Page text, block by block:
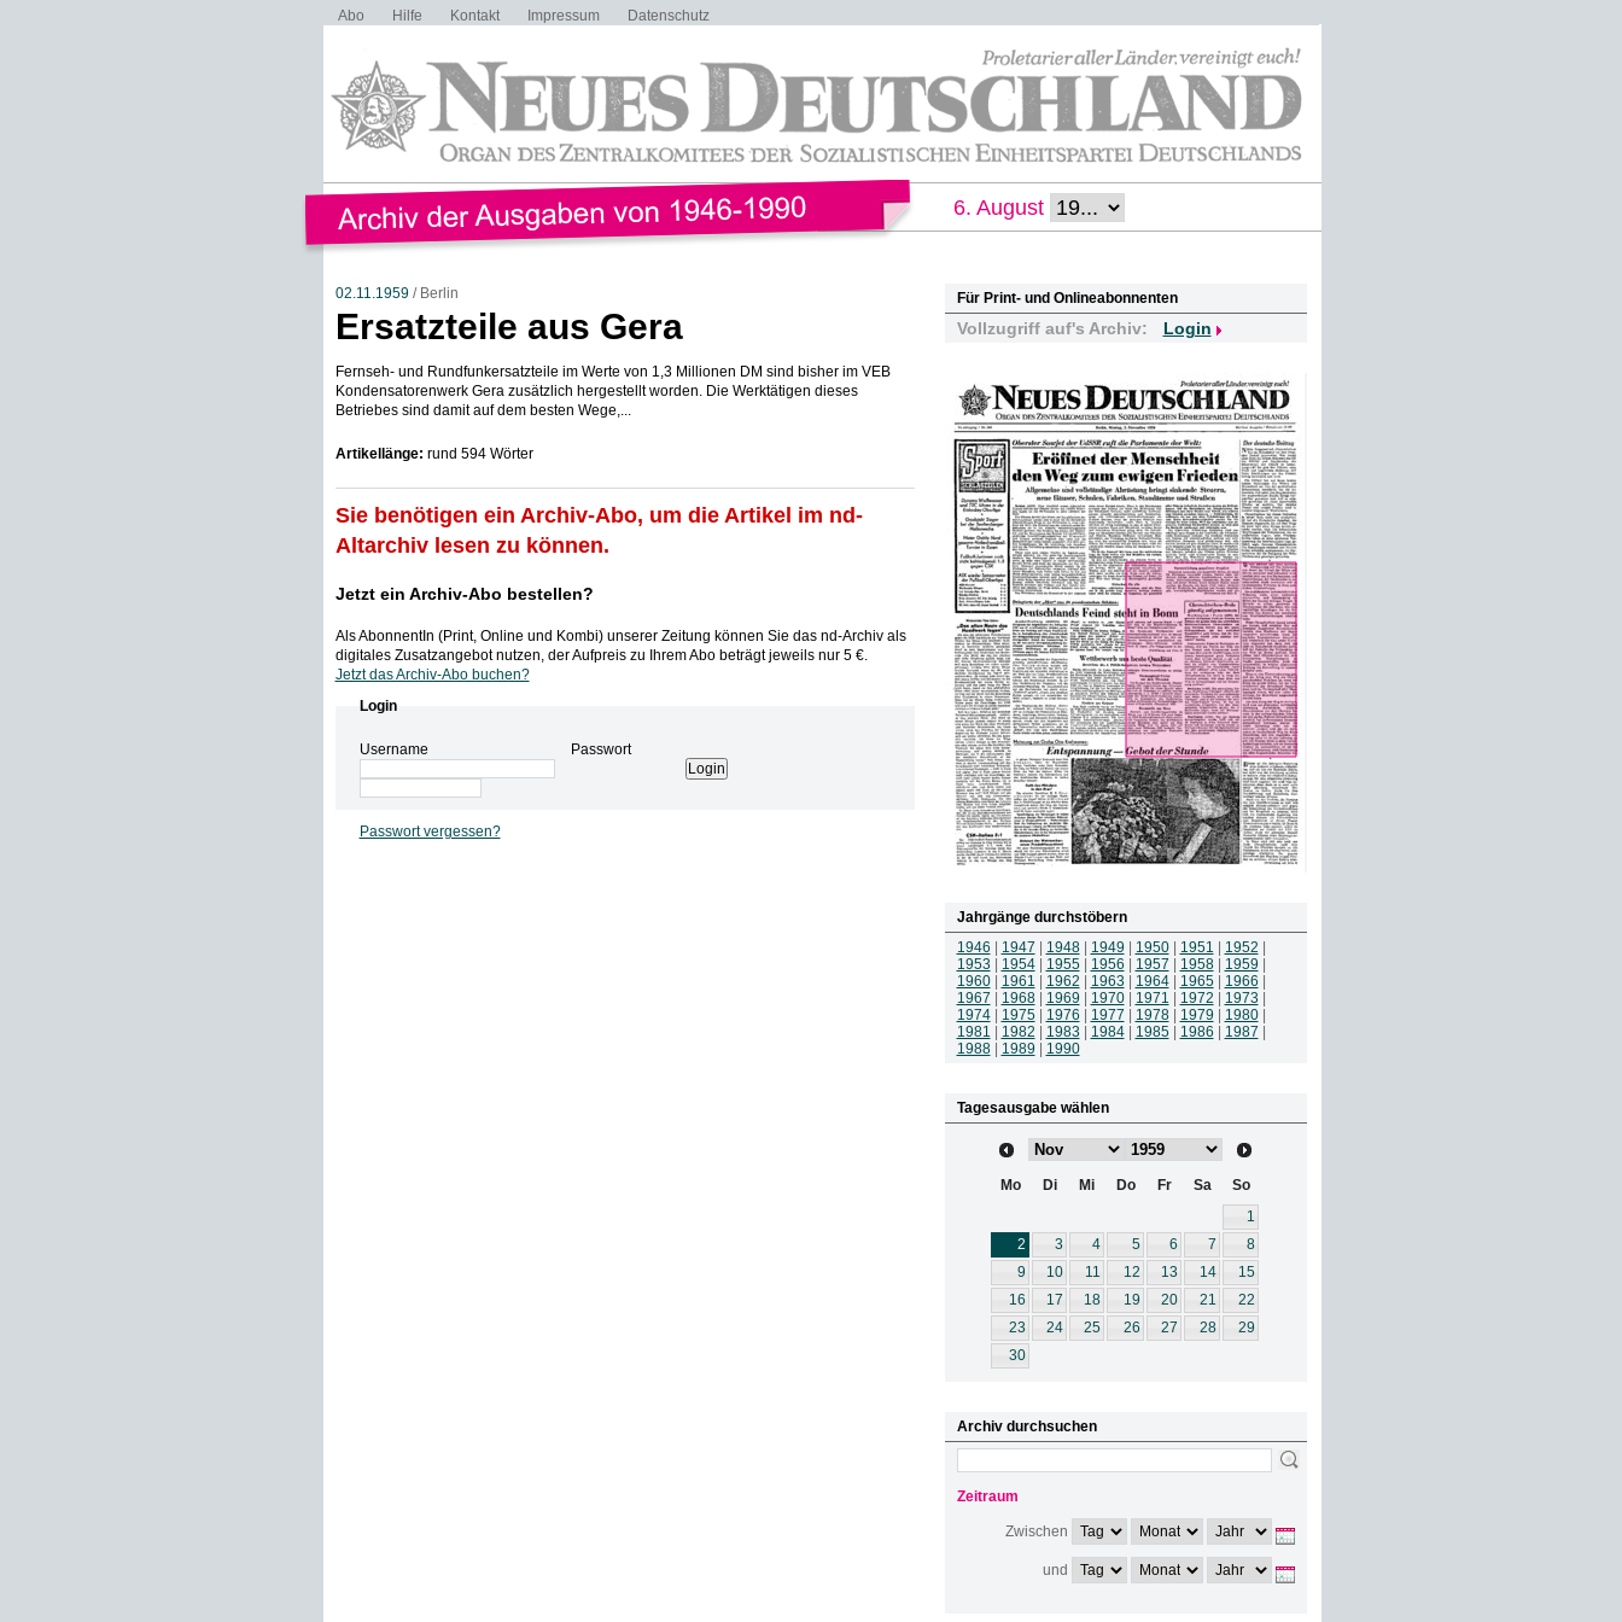
Abo Hilfe Kontakt Impressum Datenschutz
6. August
02.11.1959/ Berlin
Ersatzteile aus Gera
Fernseh- und Rundfunkersatzteile im Werte von 1,3 Millionen DM sind bisher im VEB
Kondensatorenwerk Gera zusätzlich hergestellt worden. Die Werktätigen dieses
Betriebes sind damit auf dem besten Wege,...
Artikellänge: rund 594 Wörter
Sie benötigen ein Archiv-Abo, um die Artikel im nd-
Altarchiv lesen zu können.
Jetzt ein Archiv-Abo bestellen?
Als AbonnentIn (Print, Online und Kombi) unserer Zeitung können Sie das nd-Archiv als
digitales Zusatzangebot nutzen, der Aufpreis zu Ihrem Abo beträgt jeweils nur 5 €.
Jetzt das Archiv-Abo buchen?
Login
Username Passwort
Passwort vergessen?
Für Print- und Onlineabonnenten
Vollzugriff auf's Archiv: Login
Jahrgänge durchstöbern
1946
1947 1948| 1949 1950| 1951 1952
1953
1954| 1955| 1956 1957 1958| 1959
1960| 1961 1962 1963 1964| 1965| 1966
1967
1968| 1969 1970| 1971 1972 1973
1974| 1975| 1976 1977 1978| 1979 1980|
1981
1982 1983 1984| 1985| 1986 1987
1988| 1989 1990
Tagesausgabe wählen
Mo Di Mi Do Fr Sa
So
1
2
3 4 5 6 7
8
9
10 11 12 13 14
15
16
17 18 19 20 21
22
23
24 25 26 27 28
29
30
Archiv durchsuchen
Zeitraum
Zwischen
und